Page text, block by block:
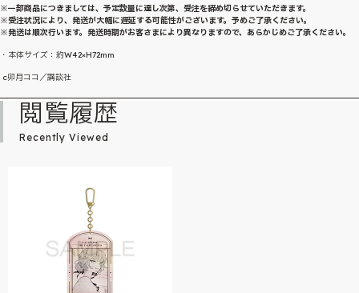
※一部商品につきましては、予定数量に達し次第、受注を締め切らせていただきます。
※受注状況により、発送が大幅に遅延する可能性がございます。予めご了承ください。
※発送は順次行います。発送時期がお客さまにより異なりますので、あらかじめご了承ください。
・本体サイズ：約W42×H72mm
c卯月ココ／講談社
閲覧履歴
Recently Viewed